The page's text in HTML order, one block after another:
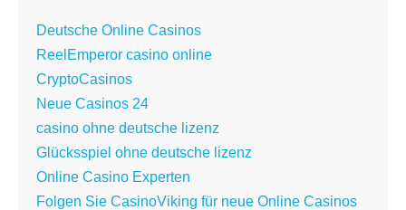
Deutsche Online Casinos
ReelEmperor casino online
CryptoCasinos
Neue Casinos 24
casino ohne deutsche lizenz
Glücksspiel ohne deutsche lizenz
Online Casino Experten
Folgen Sie CasinoViking für neue Online Casinos